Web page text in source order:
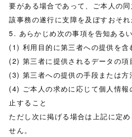
要がある場合であって、ご本人の
該事務の遂行に支障を及ぼすおそれ
5. あらかじめ次の事項を告知ある
(1) 利用目的に第三者への提供を含
(2) 第三者に提供されるデータの項
(3) 第三者への提供の手段または方
(4) ご本人の求めに応じて個人情報
止すること
ただし次に掲げる場合は上記に定
せん。